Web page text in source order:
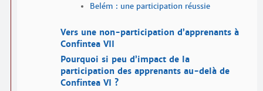
Belém : une participation réussie
Vers une non-participation d’apprenants à
Confintea VII
Pourquoi si peu d’impact de la
participation des apprenants au-delà de
Confintea VI ?